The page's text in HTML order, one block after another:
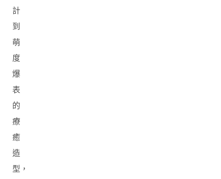
計
到
萌
度
爆
表
的
療
癒
造
型，